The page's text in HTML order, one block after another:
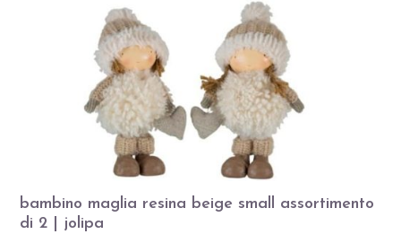
bambino maglia resina beige small assortimento
di 2 | jolipa